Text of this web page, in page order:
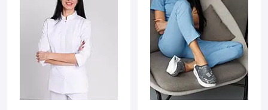
Стильный костюм Рубина имеет воротник стойку,